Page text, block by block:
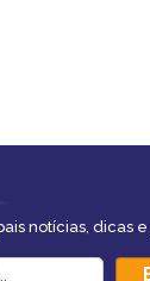
notícias, dicas